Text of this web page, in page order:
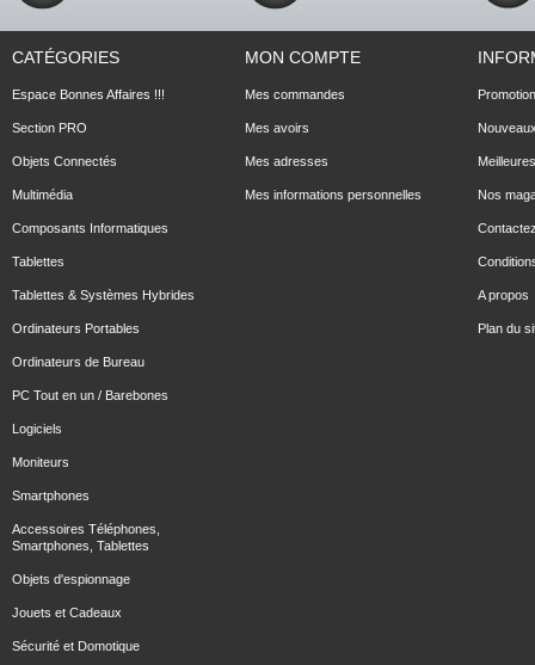
CATÉGORIES
Espace Bonnes Affaires !!!
Section PRO
Objets Connectés
Multimédia
Composants Informatiques
Tablettes
Tablettes & Systèmes Hybrides
Ordinateurs Portables
Ordinateurs de Bureau
PC Tout en un / Barebones
Logiciels
Moniteurs
Smartphones
Accessoires Téléphones,
Smartphones, Tablettes
Objets d'espionnage
Jouets et Cadeaux
Sécurité et Domotique
MON COMPTE
Mes commandes
Mes avoirs
Mes adresses
Mes informations personnelles Nos
A propos
Plan du